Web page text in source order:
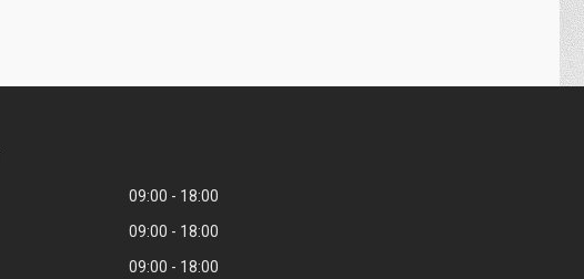
09:00
18:00
09:00
18:00
09:00
18:00